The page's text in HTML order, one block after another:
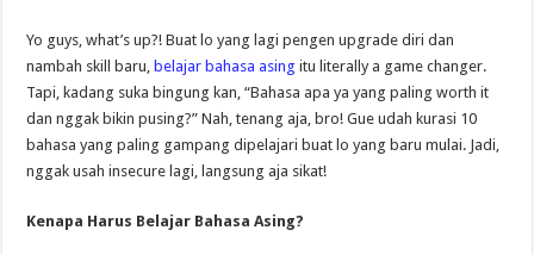
Yo guys, what’s up?! Buat lo yang lagi pengen upgrade diri dan
nambah skill baru,belajar bahasa asing itu literally a game changer.
Tapi, kadang suka bingung kan, “Bahasa apa ya yang paling worth it
dan nggak bikin pusing?” Nah, tenang aja, bro! Gue udah kurasi 10
bahasa yang paling gampang dipelajari buat lo yang baru mulai. Jadi,
nggak usah insecure lagi, langsung aja sikat!
Kenapa Harus Belajar Bahasa Asing?